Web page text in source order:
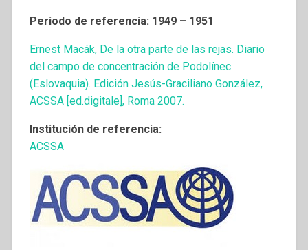
Periodo de referencia: 1949 – 1951
Ernest Macák, De la otra parte de las rejas. Diario
del campo de concentración de Podolínec
(Eslovaquia). Edición Jesús-Graciliano González,
ACSSA [ed.digitale], Roma 2007.
Institución de referencia:
ACSSA